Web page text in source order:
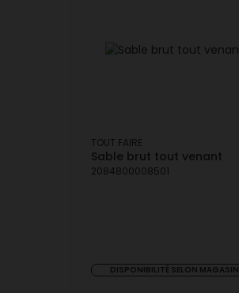
TOUT FAIRE
Sable brut tout venant
2084800008501
DISPONIBILITÉ SELON MAGASIN